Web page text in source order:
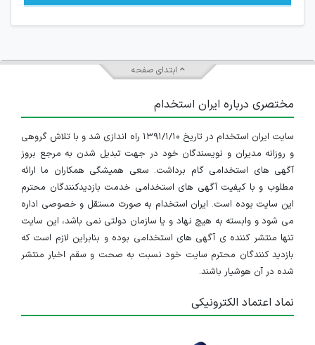
ابتدای صفحه
مختصری درباره ایران استخدام
سایت ایران استخدام در تاریخ ۱۳۹۱/۱/۱۰ راه اندازی شد و با تلاش گروهی
و روزانه مدیران و نویسندگان خود در جهت تبدیل شدن به مرجع بروز
آگهی های استخدامی گام برداشت. سعی همیشگی همکاران ما ارائه
مطلوب و با کیفیت آگهی های استخدامی خدمت بازدیدکنندگان محترم
این سایت بوده است. ایران استخدام به صورت مستقل و خصوصی اداره
می شود و وابسته به هیچ نهاد و یا سازمان دولتی نمی باشد، این سایت
تنها منتشر کننده ی آگهی های استخدامی بوده و بنابراین لازم است که
بازدید کنندگان محترم سایت خود نسبت به صحت و سقم اخبار منتشر
شده در آن هوشیار باشند.
نماد اعتماد الکترونیکی